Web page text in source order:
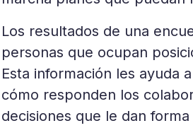
Los resultados de una
personas que ocupan
Esta información les ayuda
cómo responden los
decisiones que le dan